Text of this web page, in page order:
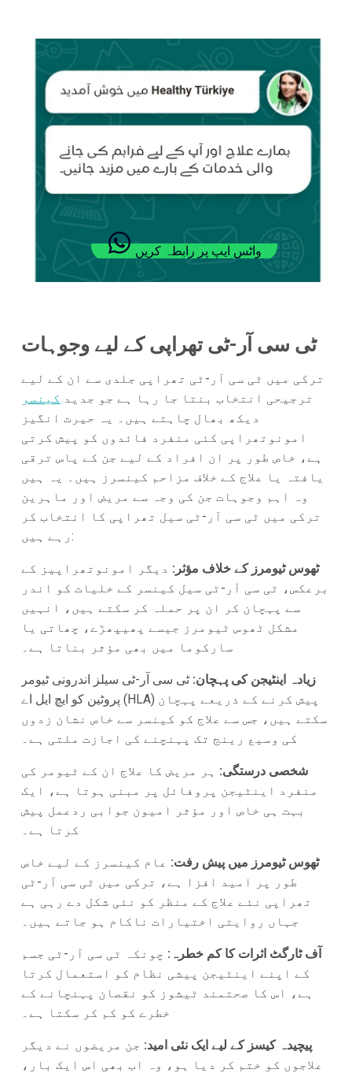
واٹس ایپ پر رابطہ کریں
ٹی سی آر-ٹی تھراپی کے لیے وجوہات
ترکی میں ٹی سی آر-ٹی تھراپی جلدی سے ان کے لیے
ترجیحی انتخاب بنتا جا رہا ہے جو جدید کینسر
دیکھ بھال چاہتے ہیں۔ یہ حیرت انگیز
امونوتھراپی کئی منفرد فائدوں کو پیش کرتی
ہے، خاص طور پر ان افراد کے لیے جن کے پاس ترقی
یافتہ یا علاج کے خلاف مزاحم کینسرز ہیں۔ یہ ہیں
وہ اہم وجوہات جن کی وجہ سے مریض اور ماہرین
ترکی میں ٹی سی آر-ٹی سیل تھراپی کا انتخاب کر
رہے ہیں:
ٹھوس ٹیومرز کے خلاف مؤثر: دیگر امونوتھراپیز کے
برعکس، ٹی سی آر-ٹی سیل کینسر کے خلیات کو اندر
سے پہچان کر ان پر حملہ کر سکتے ہیں، انہیں
مشکل ٹھوس ٹیومرز جیسے پھیپھڑے، چھاتی یا
سارکوما میں بھی مؤثر بناتا ہے۔
زیادہ اینٹیجن کی پہچان: ٹی سی آر-ٹی سیلز اندرونی ٹیومر
پروٹین کو ایچ ایل اے (HLA) پیش کرنے کے ذریعے پہچان
سکتے ہیں، جس سے علاج کو کینسر سے خاص نشان زدوں
کی وسیع رینج تک پہنچنے کی اجازت ملتی ہے۔
شخصی درستگی: ہر مریض کا علاج ان کے ٹیومر کی
منفرد اینٹیجن پروفائل پر مبنی ہوتا ہے، ایک
بہت ہی خاص اور مؤثر امیون جوابی ردعمل پیش
کرتا ہے۔
ٹھوس ٹیومرز میں پیش رفت: عام کینسرز کے لیے خاص
طور پر امید افزا ہے، ترکی میں ٹی سی آر-ٹی
تھراپی نئے علاج کے منظر کو نئی شکل دے رہی ہے
جہاں روایتی اختیارات ناکام ہو جاتے ہیں۔
آف ٹارگٹ اثرات کا کم خطرہ: چونکہ ٹی سی آر-ٹی جسم
کے اپنے اینٹیجن پیشی نظام کو استعمال کرتا
ہے، اس کا صحتمند ٹیشوز کو نقصان پہنچانے کے
خطرے کو کم کر سکتا ہے۔
پیچیدہ کیسز کے لیے ایک نئی امید: جن مریضوں نے دیگر
علاجوں کو ختم کر دیا ہو، وہ اب بھی اس ایک بار،